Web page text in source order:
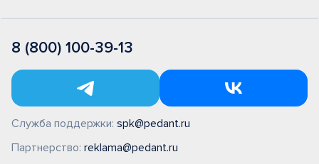
8 (800) 100-39-13
Служба поддержки: spk@pedant.ru
Партнерство: reklama@pedant.ru